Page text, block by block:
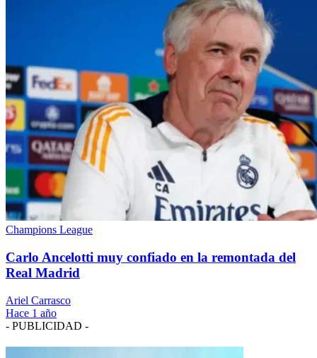
Champions League
Carlo Ancelotti muy confiado en la remontada del
Real Madrid
Ariel Carrasco
Hace 1 año
- PUBLICIDAD -